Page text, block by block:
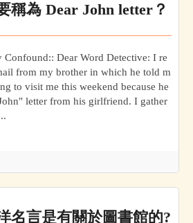
稱為 Dear John letter？
Dear Word Detective: I re
from my brother in which he told m
to visit me this weekend because he
letter from his girlfriend. I gather
名言是有關於圖書館的?